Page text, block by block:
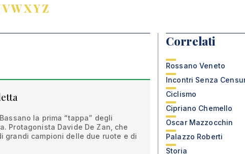
VWXYZ
la prima “tappa” degli
Protagonista Davide De Zan, che
grandi campioni delle due ruote e di
Correlati
Rossano Veneto
Incontri Senza
Ciclismo
Cipriano Chemello
Oscar Mazzocchin
Palazzo Roberti
Storia